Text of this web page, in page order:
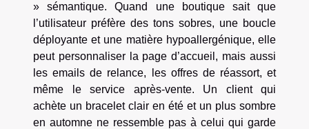
» sémantique. Quand une boutique sait que
l’utilisateur préfère des tons sobres, une boucle
déployante et une matière hypoallergénique, elle
peut personnaliser la page d’accueil, mais aussi
les emails de relance, les offres de réassort, et
même le service après-vente. Un client qui
achète un bracelet clair en été et un plus sombre
en automne ne ressemble pas à celui qui garde